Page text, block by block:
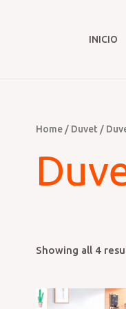
INICIO
Home / Duvet /
Showing all 4